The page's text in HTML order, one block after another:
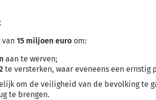
15 miljoen euro om:
aan te werven;
te versterken, waar eveneens een ernstig
om de veiligheid van de bevolking te
te brengen.